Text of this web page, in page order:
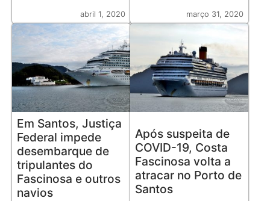
abril 1, 2020 março 31, 2020
Em Santos, Justiça
Federal impede
desembarque de
tripulantes do
Fascinosa e outros
navios
Após suspeita de
COVID-19, Costa
Fascinosa volta a
atracar no Porto de
Santos